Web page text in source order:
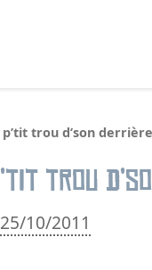
p’tit trou d’son
trou
10/2011